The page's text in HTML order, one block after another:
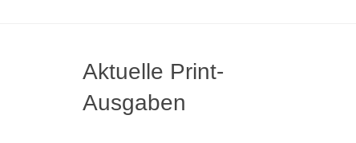
Aktuelle Print-
Ausgaben